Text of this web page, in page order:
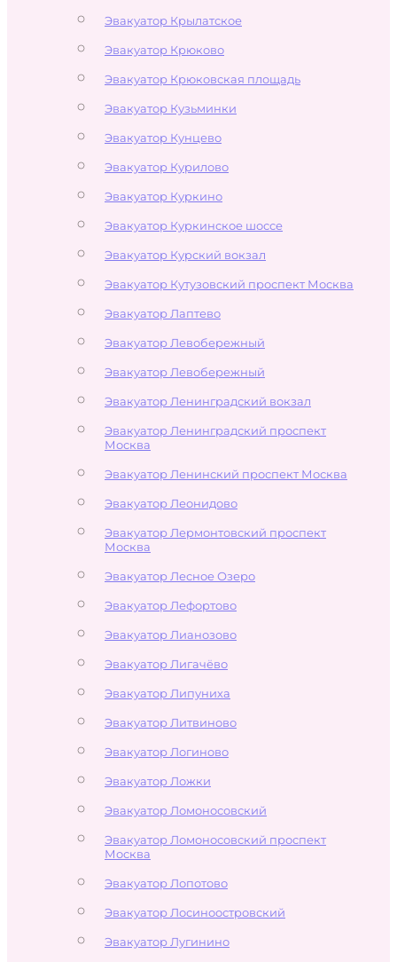
Эвакуатор Крылатское
Эвакуатор Крюково
Эвакуатор Крюковская площадь
Эвакуатор Кузьминки
Эвакуатор Кунцево
Эвакуатор Курилово
Эвакуатор Куркино
Эвакуатор Куркинское шоссе
Эвакуатор Курский вокзал
Эвакуатор Кутузовский проспект Москва
Эвакуатор Лаптево
Эвакуатор Левобережный
Эвакуатор Левобережный
Эвакуатор Ленинградский вокзал
Эвакуатор Ленинградский проспект
Москва
Эвакуатор Ленинский проспект Москва
Эвакуатор Леонидово
Эвакуатор Лермонтовский проспект
Москва
Эвакуатор Лесное Озеро
Эвакуатор Лефортово
Эвакуатор Лианозово
Эвакуатор Лигачёво
Эвакуатор Липуниха
Эвакуатор Литвиново
Эвакуатор Логиново
Эвакуатор Ложки
Эвакуатор Ломоносовский
Эвакуатор Ломоносовский проспект
Москва
Эвакуатор Лопотово
Эвакуатор Лосиноостровский
Эвакуатор Лугинино